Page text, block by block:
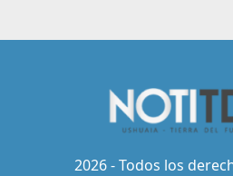
2026 - Todos los